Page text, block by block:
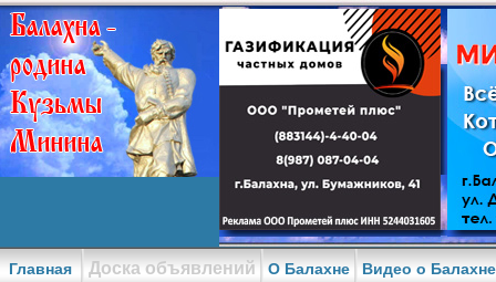
Главная Доска объявлений О Балахне Видео о